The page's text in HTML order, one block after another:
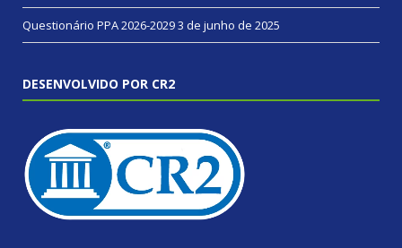
Questionário PPA 2026-20293 de junho de 2025
DESENVOLVIDO POR CR2